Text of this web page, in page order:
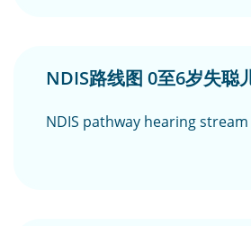
NDIS路线图 0至6岁失聪
NDIS pathway hearing